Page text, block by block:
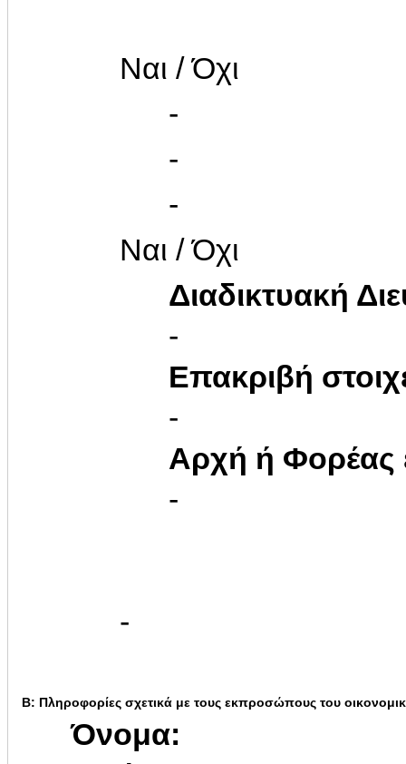
Ναι / Όχι
-
-
-
Ναι / Όχι
Διαδικτυακή
-
Επακριβή
-
Αρχή ή Φορέας
-
-
Β: Πληροφορίες σχετικά με τους εκπροσώπους του
Όνομα: